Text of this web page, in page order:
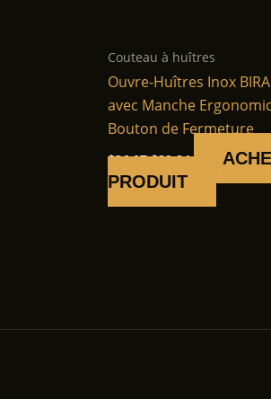
Couteau à huîtres
Ouvre-Huîtres Inox
avec Manche
Bouton de Fermeture
$36.07Le
initial
était :
$29.24Le
actuel
est :
PRODUIT